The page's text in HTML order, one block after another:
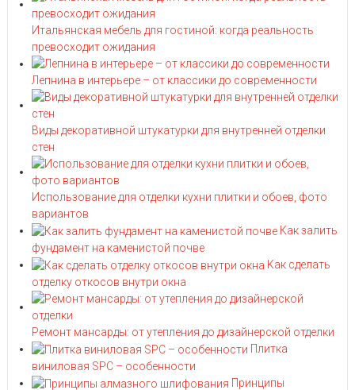
Итальянская мебель для гостиной: когда реальность
превосходит ожидания
Лепнина в интерьере – от классики до современности
Виды декоративной штукатурки для внутренней отделки
стен
Использование для отделки кухни плитки и обоев, фото
вариантов
Как залить
фундамент на каменистой почве
Как сделать
отделку откосов внутри окна
Ремонт мансарды: от утепления до дизайнерской отделки
Плитка
виниловая SPC – особенности
Принципы